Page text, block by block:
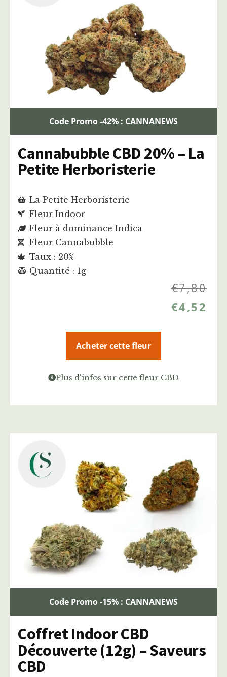
Code Promo -42% : CANNANEWS
Cannabubble CBD 20% – La
Petite Herboristerie
La Petite Herboristerie
Fleur Indoor
Fleur à dominance Indica
Fleur Cannabubble
Taux : 20%
Quantité : 1g
€7,80
€4,52
Acheter cette fleur
Plus d'infos sur cette fleur CBD
Code Promo -15% : CANNANEWS
Coffret Indoor CBD
Découverte (12g) – Saveurs
CBD